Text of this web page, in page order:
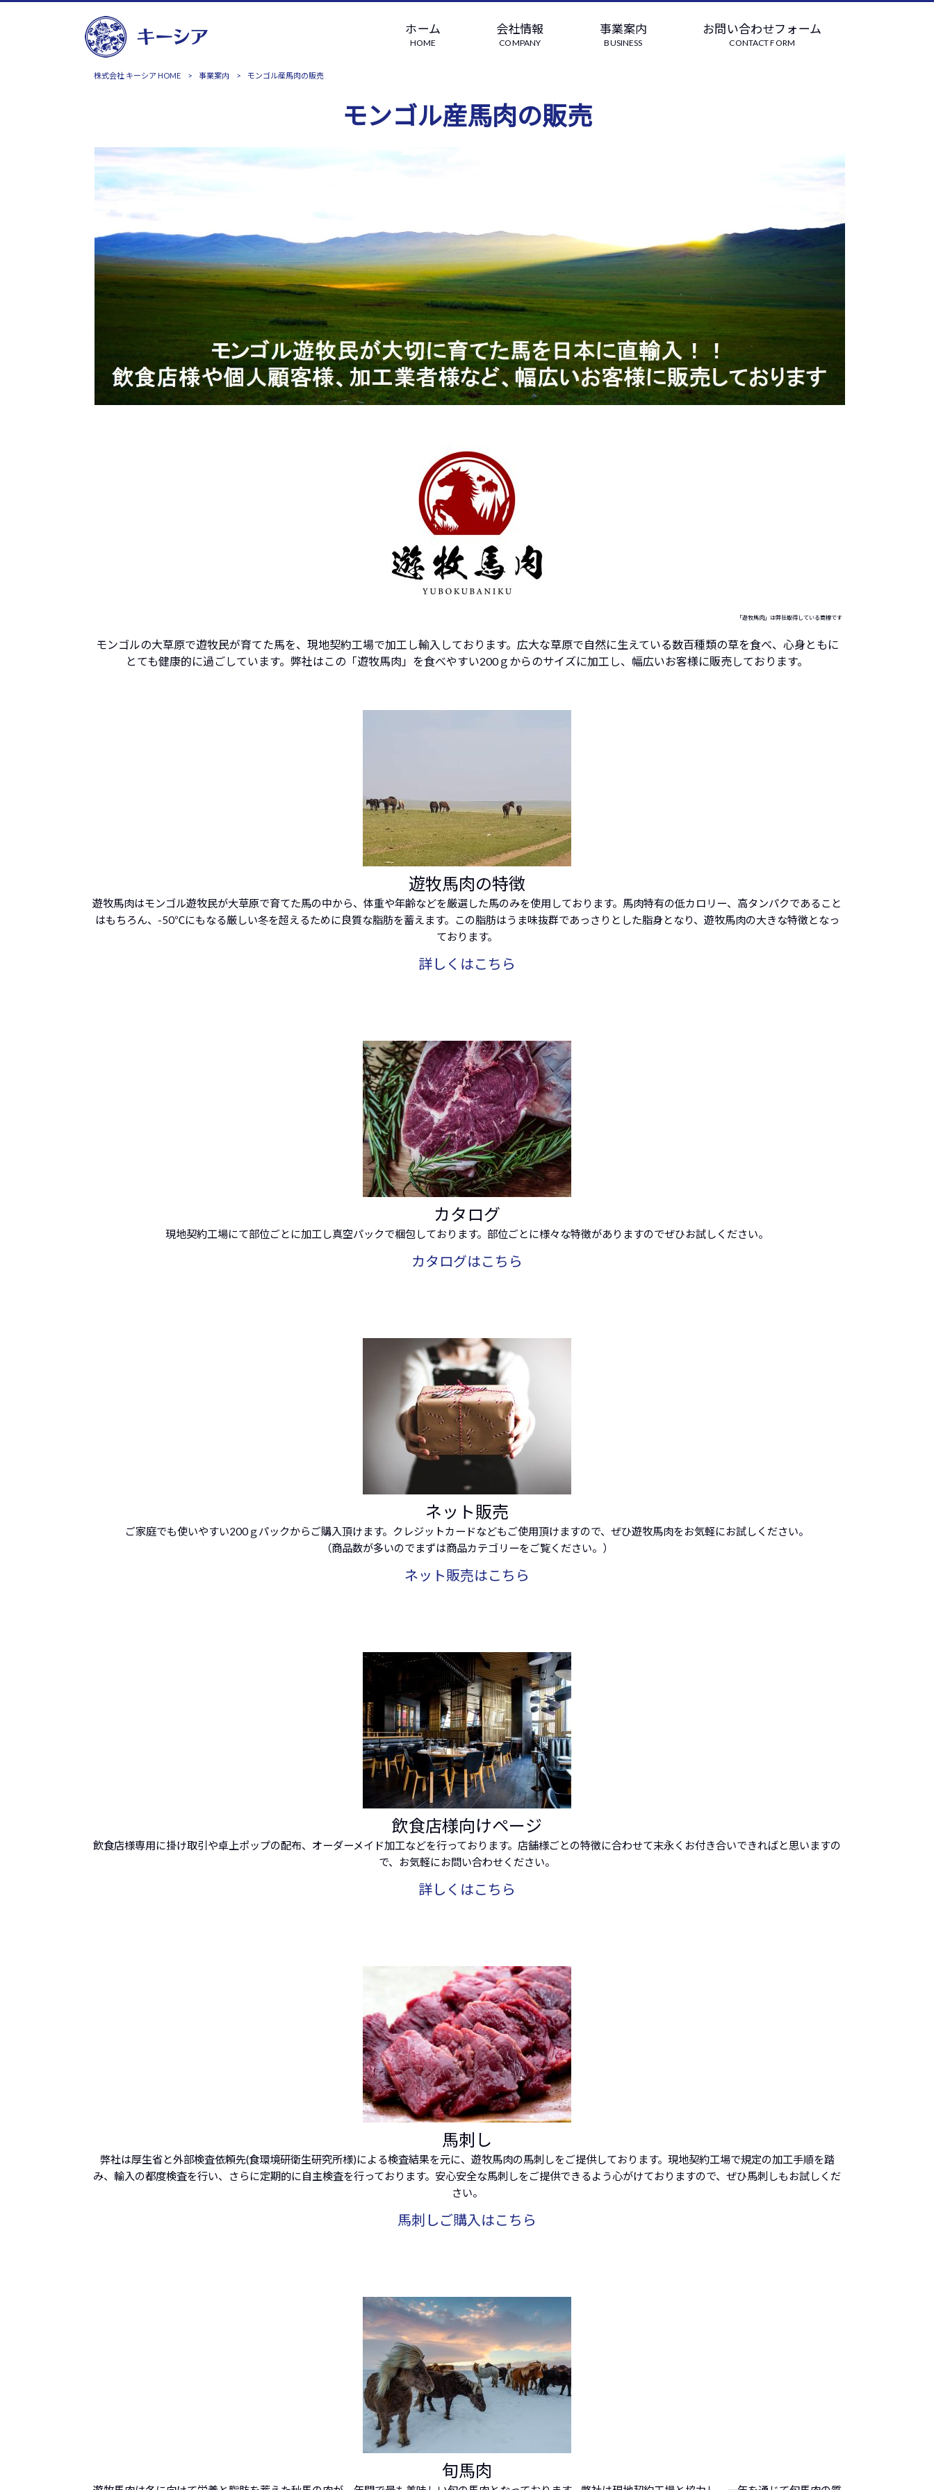
ホーム
HOME
会社情報
COMPANY
事業案内
BUSINESS
お問い合わせフォーム
CONTACT FORM
株式会社 キーシア HOME > 事業案内 > モンゴル産馬肉の販売
モンゴル産馬肉の販売
「遊牧馬肉」は弊社取得している商標です
モンゴルの大草原で遊牧民が育てた馬を、現地契約工場で加工し輸入しております。 広大な草原で自然に生えている数百種類の草を食べ、心身ともに
とても健康的に過ごしています。 弊社はこの「遊牧馬肉」を食べやすい200ｇからのサイズに加工し、幅広いお客様に販売しております。
遊牧馬肉の特徴
遊牧馬肉はモンゴル遊牧民が大草原で育てた馬の中から、体重や年齢などを厳選した馬のみを使用しております。馬肉特有の低カロリー、高タンパクであること
はもちろん、-50℃にもなる厳しい冬を超えるために良質な脂肪を蓄えます。この脂肪はうま味抜群であっさりとした脂身となり、遊牧馬肉の大きな特徴となっ
ております。
詳しくはこちら
カタログ
現地契約工場にて部位ごとに加工し真空パックで梱包しております。部位ごとに様々な特徴がありますのでぜひお試しください。
カタログはこちら
ネット販売
ご家庭でも使いやすい200ｇパックからご購入頂けます。クレジットカードなどもご使用頂けますので、ぜひ遊牧馬肉をお気軽にお試しください。
（商品数が多いのでまずは商品カテゴリーをご覧ください。）
ネット販売はこちら
飲食店様向けページ
飲食店様専用に掛け取引や卓上ポップの配布、オーダーメイド加工などを行っております。店舗様ごとの特徴に合わせて末永くお付き合いできればと思いますの
で、お気軽にお問い合わせください。
詳しくはこちら
馬刺し
弊社は厚生省と外部検査依頼先(食環境研衛生研究所様)による検査結果を元に、遊牧馬肉の馬刺しをご提供しております。現地契約工場で規定の加工手順を踏
み、輸入の都度検査を行い、さらに定期的に自主検査を行っております。安心安全な馬刺しをご提供できるよう心がけておりますので、ぜひ馬刺しもお試しくだ
さい。
馬刺しご購入はこちら
旬馬肉